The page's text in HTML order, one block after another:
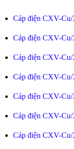
Cáp điện CXV-
Cáp điện CXV-
Cáp điện CXV-
Cáp điện CXV-
Cáp điện CXV-
Cáp điện CXV-
Cáp điện CXV-